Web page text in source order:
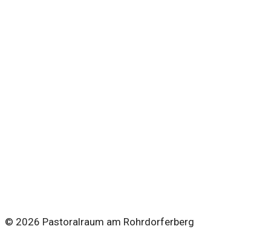
© 2026 Pastoralraum am Rohrdorferberg